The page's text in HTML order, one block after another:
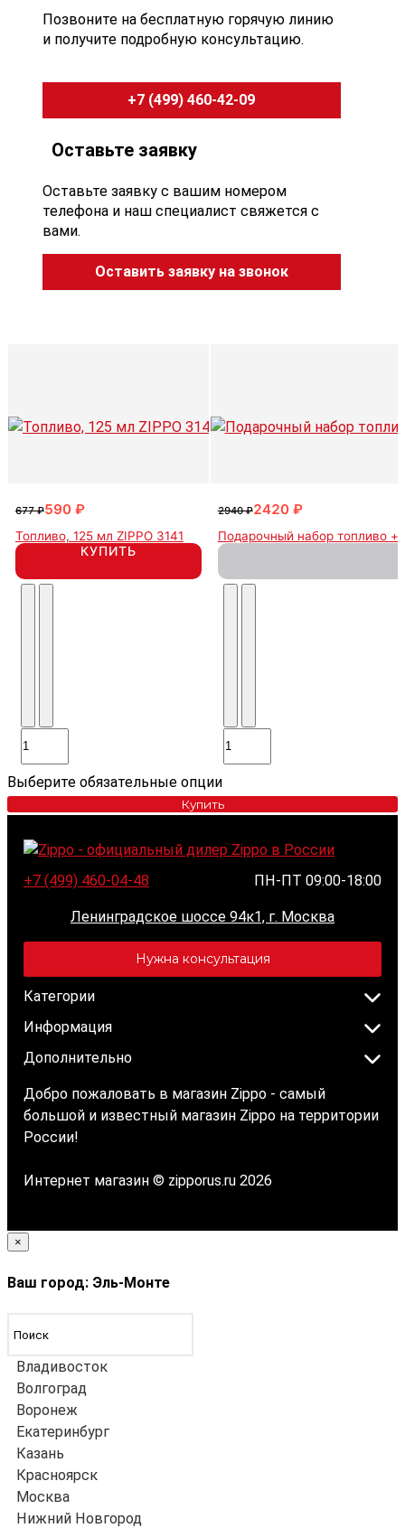
Позвоните на бесплатную горячую линию
и получите подробную консультацию.
+7 (499) 460-42-09
Оставьте заявку
Оставьте заявку с вашим номером
телефона и наш специалист свяжется с
вами.
Оставить заявку на звонок
677 ₽590 ₽
Топливо, 125 мл ZIPPO 3141
КУПИТЬ
2940 ₽2420 ₽
Подарочный набор топливо +
Выберите обязательные опции
Купить
+7 (499) 460-04-48 ПН-ПТ 09:00-18:00
Ленинградское шоссе 94к1, г. Москва
Нужна консультация
Категории
Информация
Дополнительно
Добро пожаловать в магазин Zippo - самый
большой и известный магазин Zippo на территории
России!
Интернет магазин © zipporus.ru 2026
×
Ваш город: Эль-Монте
Владивосток
Волгоград
Воронеж
Екатеринбург
Казань
Красноярск
Москва
Нижний Новгород